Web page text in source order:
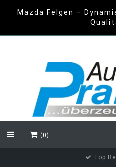
Mazda Felgen –
(0)
Top